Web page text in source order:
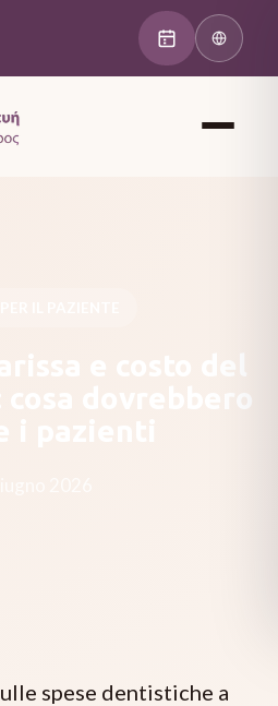
spese dentistiche a